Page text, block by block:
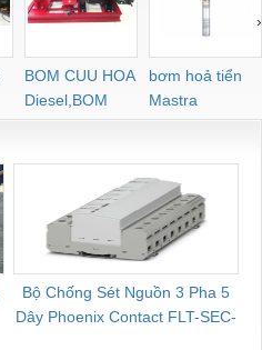
BOM CUU HOA
Diesel,BOM
CHUA CHAY
bơm hoả tiển
Mastra
›
Bộ Chống Sét Nguồn 3 Pha 5
Dây Phoenix Contact FLT-SEC-